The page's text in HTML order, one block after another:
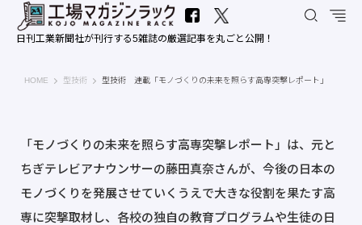
日刊工業新聞社が刊行する5雑誌の厳選記事を丸ごと公開！
HOME 工場マガジンラック｜日刊工業新聞社
型技術 型技術 連載「モノづくりの未来を照らす高専突撃レポート」
「モノづくりの未来を照らす高専突撃レポート」は、元と
ちぎテレビアナウンサーの藤田真奈さんが、今後の日本の
モノづくりを発展させていくうえで大きな役割を果たす高
専に突撃取材し、各校の独自の教育プログラムや生徒の日